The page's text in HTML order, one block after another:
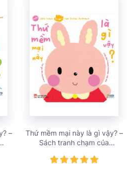
–
Thứ mềm mại này là gì vậy? –
Sách tranh chạm của
bán 166,000 vnđ